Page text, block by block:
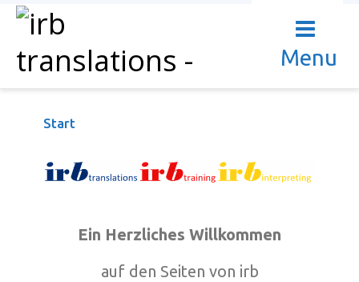
Menu
Start
Ein Herzliches Willkommen
auf den Seiten von irb